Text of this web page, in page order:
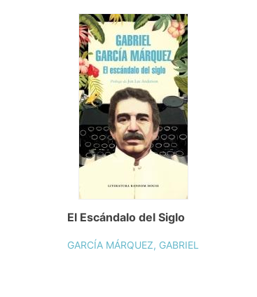
El Escándalo del Siglo
GARCÍA MÁRQUEZ, GABRIEL